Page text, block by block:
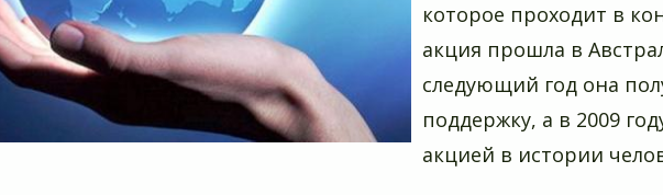
которое проходит в
акция прошла в
следующий год она
поддержку, а в 2009
акцией в истории